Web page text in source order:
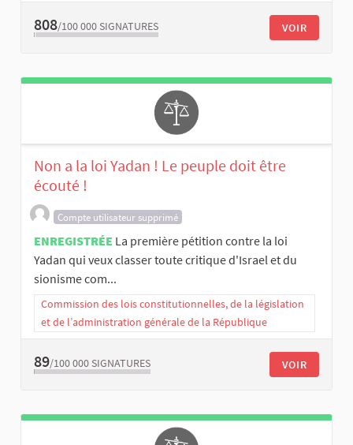
808/100 000 SIGNATURES VOIR
Non a la loi Yadan ! Le peuple doit être
écouté !
Compte utilisateur supprimé
ENREGISTRÉE La première pétition contre la loi
Yadan qui veux classer toute critique d'Israel et du
sionisme com...
Commission des lois constitutionnelles, de la législation
et de l’administration générale de la République
89/100 000 SIGNATURES VOIR